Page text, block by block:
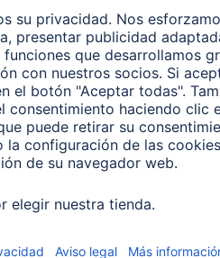
Consejos sobre el teléfono móvil
más rápido
5 minutos de lectura